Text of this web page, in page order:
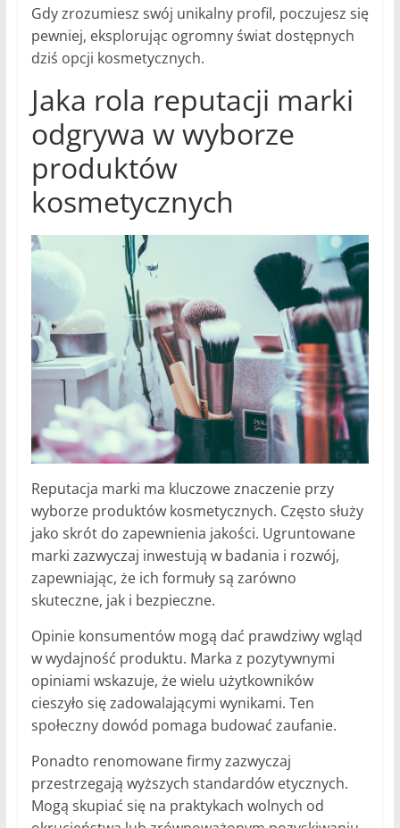
Gdy zrozumiesz swój unikalny profil, poczujesz się
pewniej, eksplorując ogromny świat dostępnych
dziś opcji kosmetycznych.
Jaka rola reputacji marki
odgrywa w wyborze
produktów
kosmetycznych
Reputacja marki ma kluczowe znaczenie przy
wyborze produktów kosmetycznych. Często służy
jako skrót do zapewnienia jakości. Ugruntowane
marki zazwyczaj inwestują w badania i rozwój,
zapewniając, że ich formuły są zarówno
skuteczne, jak i bezpieczne.
Opinie konsumentów mogą dać prawdziwy wgląd
w wydajność produktu. Marka z pozytywnymi
opiniami wskazuje, że wielu użytkowników
cieszyło się zadowalającymi wynikami. Ten
społeczny dowód pomaga budować zaufanie.
Ponadto renomowane firmy zazwyczaj
przestrzegają wyższych standardów etycznych.
Mogą skupiać się na praktykach wolnych od